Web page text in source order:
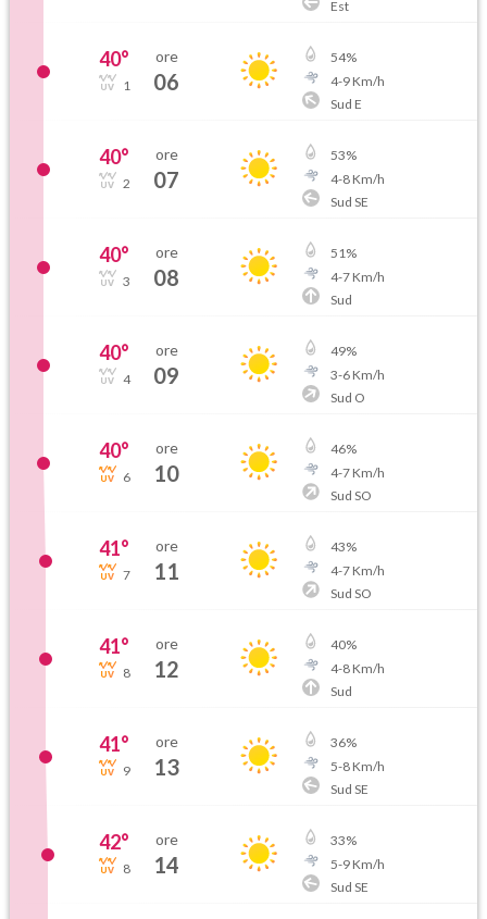
Est
40°
1
ore
06
54%
4-9Km/h
Sud E
40°
2
ore
07
53%
4-8Km/h
Sud SE
40°
3
ore
08
51%
4-7Km/h
Sud
40°
4
ore
09
49%
3-6Km/h
Sud O
40°
6
ore
10
46%
4-7Km/h
Sud SO
41°
7
ore
11
43%
4-7Km/h
Sud SO
41°
8
ore
12
40%
4-8Km/h
Sud
41°
9
ore
13
36%
5-8Km/h
Sud SE
42°
8
ore
14
33%
5-9Km/h
Sud SE